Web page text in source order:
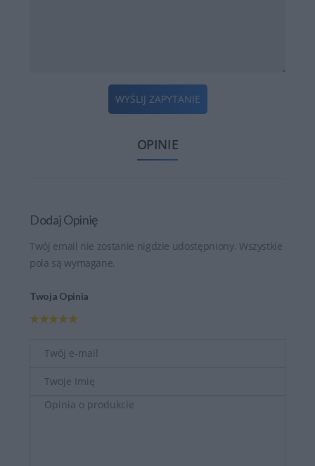
WYŚLIJ ZAPYTANIE
OPINIE
Dodaj Opinię
Twój email nie zostanie nigdzie udostępniony. Wszystkie
pola są wymagane.
Twoja Opinia